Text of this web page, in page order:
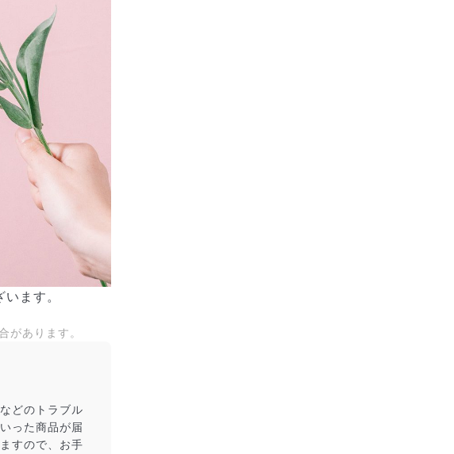
ません。ご了
け日の指定は
マトのアプリ
ます。
があります。
どのトラブル
った商品が届
すので、お手